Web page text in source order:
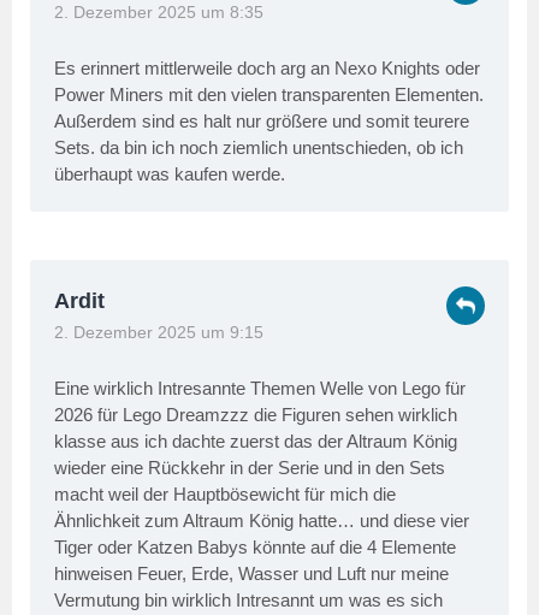
2. Dezember 2025 um 8:35
Es erinnert mittlerweile doch arg an Nexo Knights oder
Power Miners mit den vielen transparenten Elementen.
Außerdem sind es halt nur größere und somit teurere
Sets. da bin ich noch ziemlich unentschieden, ob ich
überhaupt was kaufen werde.
Ardit
2. Dezember 2025 um 9:15
Eine wirklich Intresannte Themen Welle von Lego für
2026 für Lego Dreamzzz die Figuren sehen wirklich
klasse aus ich dachte zuerst das der Altraum König
wieder eine Rückkehr in der Serie und in den Sets
macht weil der Hauptbösewicht für mich die
Ähnlichkeit zum Altraum König hatte… und diese vier
Tiger oder Katzen Babys könnte auf die 4 Elemente
hinweisen Feuer, Erde, Wasser und Luft nur meine
Vermutung bin wirklich Intresannt um was es sich